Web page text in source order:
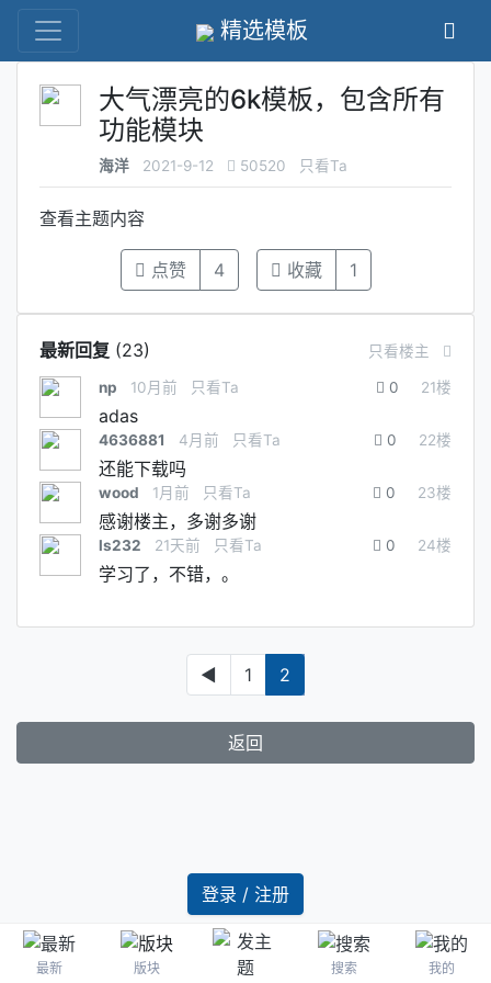
最新 版块 搜索 我的
登录 / 注册
精选模板
大气漂亮的6k模板，包含所有
功能模块
海洋 2021-9-12 50520 只看Ta
查看主题内容
点赞 4 收藏 1
最新回复 (23) 只看楼主
np 10月前 只看Ta 0 21楼
adas
4636881 4月前 只看Ta 0 22楼
还能下载吗
wood 1月前 只看Ta 0 23楼
感谢楼主，多谢多谢
ls232 21天前 只看Ta 0 24楼
学习了，不错，。
◀ 1 2
返回